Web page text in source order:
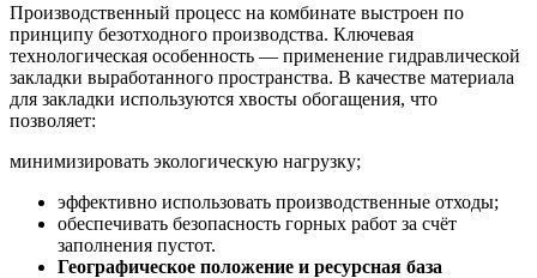
Производственный процесс на комбинате выстроен по
принципу безотходного производства. Ключевая
технологическая особенность — применение гидравлической
закладки выработанного пространства. В качестве материала
для закладки используются хвосты обогащения, что
позволяет:
минимизировать экологическую нагрузку;
эффективно использовать производственные отходы;
обеспечивать безопасность горных работ за счёт
заполнения пустот.
Географическое положение и ресурсная база